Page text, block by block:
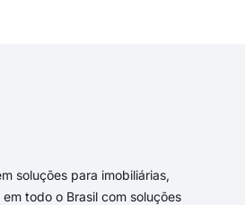
soluções para imobiliárias,
todo o Brasil com soluções